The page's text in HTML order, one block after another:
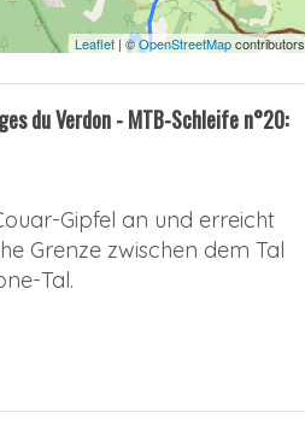
Leaflet| ©OpenStreetMapcontributors
du Verdon - MTB-Schleife n°20:
Gipfel an und erreicht
Grenze zwischen dem Tal
Tal.